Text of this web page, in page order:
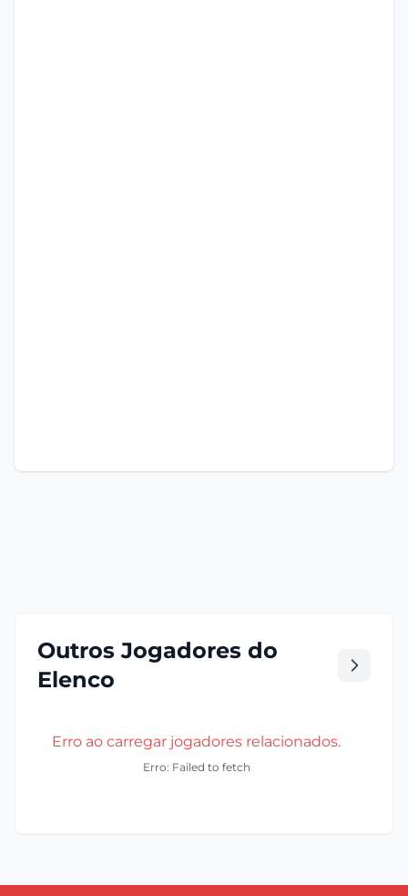
Outros Jogadores do
Elenco
Erro ao carregar jogadores relacionados.
Erro: Failed to fetch